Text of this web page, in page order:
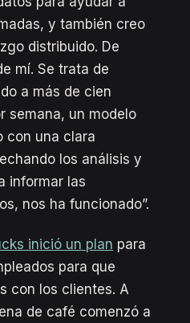
y también creo
distribuido. De
mí. Se trata de
a más de cien
semana, un modelo
con una clara
los análisis y
informar las
nos ha funcionado”.
inició un plan para
para que
con los clientes. A
de café comenzó a